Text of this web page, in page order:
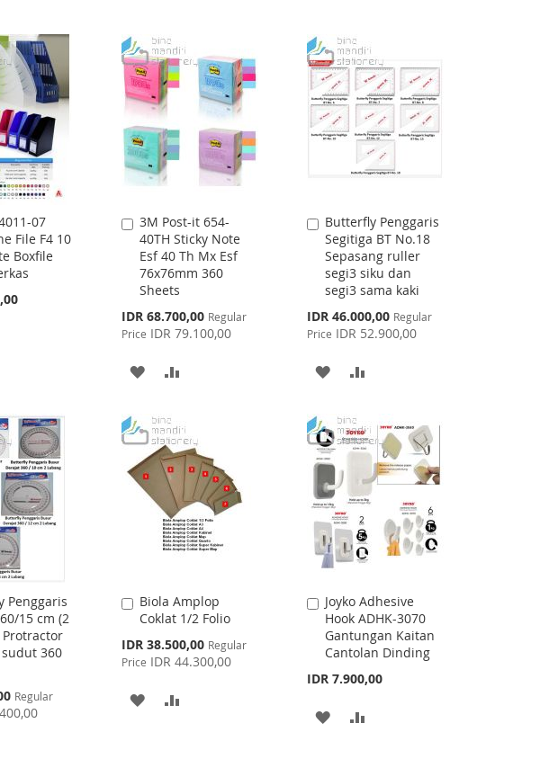
LIST
LIST
07
File F4 10
Boxfile
3M Post-it 654-
40TH Sticky Note
Esf 40 Th Mx Esf
76x76mm 360
Sheets
Special
Price
IDR 68.700,00 Regular
Price IDR 79.100,00
Add
to
Cart
ADD
WISH
LIST
COMPARE
Butterfly Penggaris
Segitiga BT No.18
Sepasang ruller
segi3 siku dan
segi3 sama kaki
Special
Price
IDR 46.000,00 Regular
Price IDR 52.900,00
Add
to
Cart
ADD
WISH
LIST
COMPARE
Penggaris
15 cm (2
360
Regular
Biola Amplop
Coklat 1/2 Folio
Special
Price
IDR 38.500,00 Regular
Price IDR 44.300,00
Add
to
ADD
Joyko Adhesive
Hook ADHK-3070
Gantungan Kaitan
Cantolan Dinding
IDR 7.900,00
Add
to
Cart
ADD